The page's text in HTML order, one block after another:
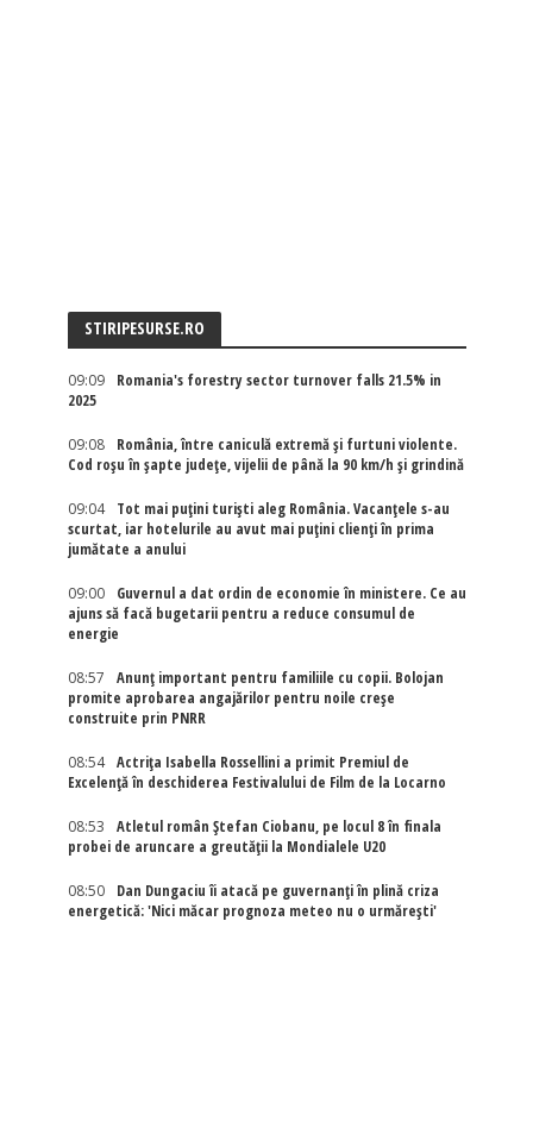
STIRIPESURSE.RO
09:09
Romania's forestry sector turnover falls 21.5% in
2025
09:08
România, între caniculă extremă și furtuni violente.
Cod roșu în șapte județe, vijelii de până la 90 km/h și grindină
09:04
Tot mai puțini turiști aleg România. Vacanțele s-au
scurtat, iar hotelurile au avut mai puțini clienți în prima
jumătate a anului
09:00
Guvernul a dat ordin de economie în ministere. Ce au
ajuns să facă bugetarii pentru a reduce consumul de
energie
08:57
Anunț important pentru familiile cu copii. Bolojan
promite aprobarea angajărilor pentru noile creșe
construite prin PNRR
08:54
Actriţa Isabella Rossellini a primit Premiul de
Excelenţă în deschiderea Festivalului de Film de la Locarno
08:53
Atletul român Ștefan Ciobanu, pe locul 8 în finala
probei de aruncare a greutății la Mondialele U20
08:50
Dan Dungaciu îi atacă pe guvernanți în plină criza
energetică: 'Nici măcar prognoza meteo nu o urmărești'